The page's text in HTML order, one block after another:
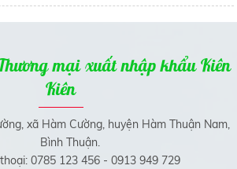
mại xuất nhập khẩu Kiên
Kiên
xã Hàm Cường, huyện Hàm Thuận Nam,
Bình Thuận.
0785 123 456 - 0913 949 729